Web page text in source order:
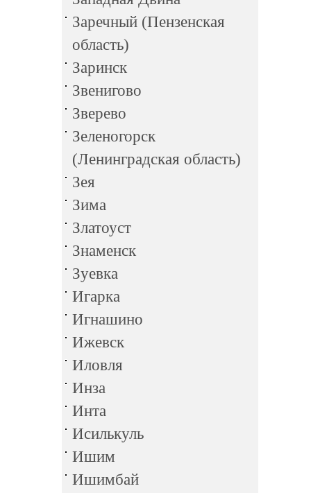
Заречный (Пензенская
область)
Заринск
Звенигово
Зверево
Зеленогорск
(Ленинградская область)
Зея
Зима
Златоуст
Знаменск
Зуевка
Игарка
Игнашино
Ижевск
Иловля
Инза
Инта
Исилькуль
Ишим
Ишимбай